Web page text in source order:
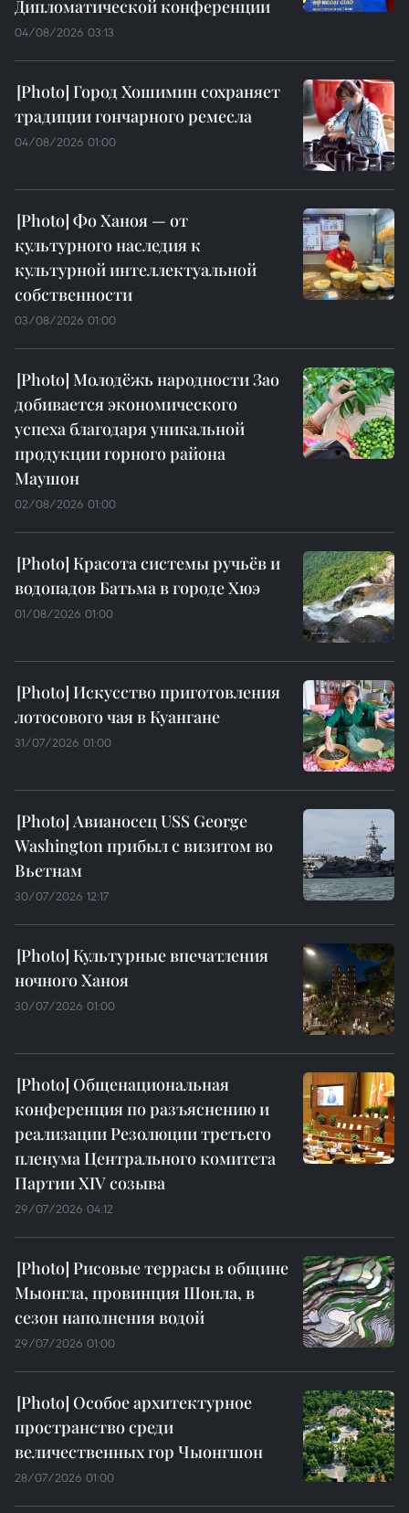
Дипломатической конференции
04/08/2026 03:13
Город Хошимин сохраняет
традиции гончарного ремесла
04/08/2026 01:00
Фо Ханоя — от
культурного наследия к
культурной интеллектуальной
собственности
03/08/2026 01:00
Молодёжь народности Зао
добивается экономического
успеха благодаря уникальной
продукции горного района
Маушон
02/08/2026 01:00
Красота системы ручьёв и
водопадов Батьма в городе Хюэ
01/08/2026 01:00
Искусство приготовления
лотосового чая в Куангане
31/07/2026 01:00
Авианосец USS George
Washington прибыл с визитом во
Вьетнам
30/07/2026 12:17
Культурные впечатления
ночного Ханоя
30/07/2026 01:00
Общенациональная
конференция по разъяснению и
реализации Резолюции третьего
пленума Центрального комитета
Партии XIV созыва
29/07/2026 04:12
Рисовые террасы в общине
Мыонгла, провинция Шонла, в
сезон наполнения водой
29/07/2026 01:00
Особое архитектурное
пространство среди
величественных гор Чыонгшон
28/07/2026 01:00